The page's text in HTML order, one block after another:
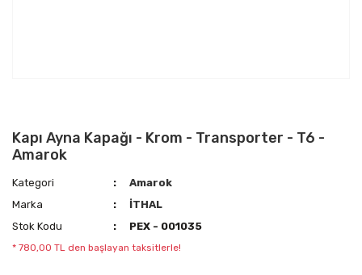
Kapı Ayna Kapağı - Krom - Transporter - T6 -
Amarok
Kategori
Amarok
Marka
İTHAL
Stok Kodu
PEX - 001035
* 780,00 TL den başlayan taksitlerle!